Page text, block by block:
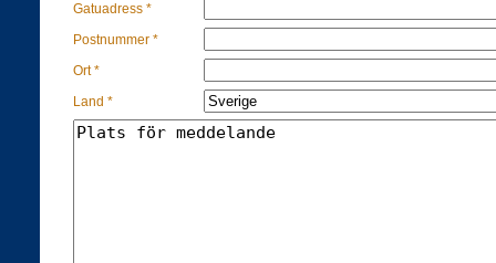
Gatuadress *
Postnummer *
Ort *
Land *